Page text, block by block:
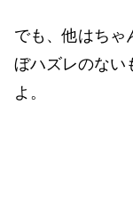
でも、他はちゃ
ぼハズレのない
よ。